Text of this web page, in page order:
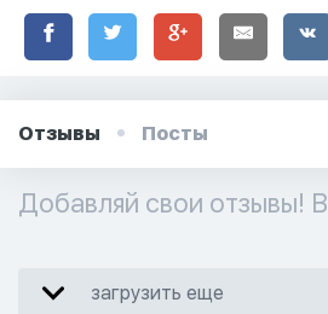
Отзывы Посты
Добавляй свои отзывы! В
загрузить еще